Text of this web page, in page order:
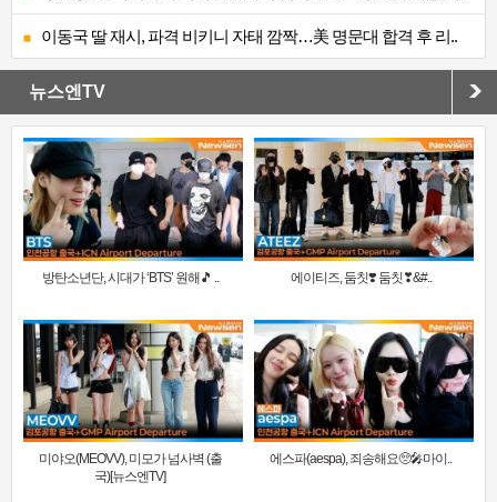
이동국 딸 재시, 파격 비키니 자태 깜짝…美 명문대 합격 후 리..
뉴스엔TV
방탄소년단, 시대가 ‘BTS’ 원해🎵 .. 에이티즈, 둠칫❣️ 둠칫❣&#..
미야오(MEOVV), 미모가 넘사벽 (출
국)[뉴스엔TV]
에스파(aespa), 죄송해요🥺🎤마이..